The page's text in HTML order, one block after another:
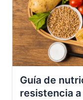
Guía de
resistencia